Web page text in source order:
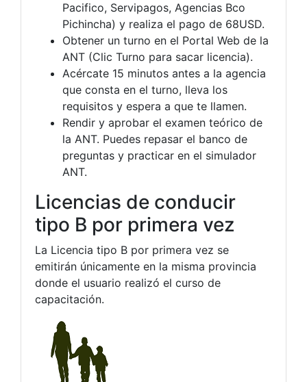
Pacifico, Servipagos, Agencias Bco
Pichincha) y realiza el pago de 68USD.
Obtener un turno en el Portal Web de la
ANT (Clic Turno para sacar licencia).
Acércate 15 minutos antes a la agencia
que consta en el turno, lleva los
requisitos y espera a que te llamen.
Rendir y aprobar el examen teórico de
la ANT. Puedes repasar el banco de
preguntas y practicar en el simulador
ANT.
Licencias de conducir
tipo B por primera vez
La Licencia tipo B por primera vez se
emitirán únicamente en la misma provincia
donde el usuario realizó el curso de
capacitación.